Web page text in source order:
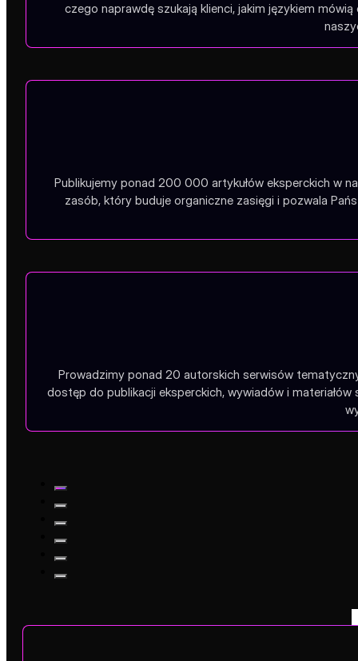
czego naprawdę szukają klienci, jakim językiem
Publikujemy ponad 200 000 artykułów eksperckich w
zasób, który buduje organiczne zasięgi i pozwala
Prowadzimy ponad 20 autorskich serwisów
dostęp do publikacji eksperckich, wywiadów i